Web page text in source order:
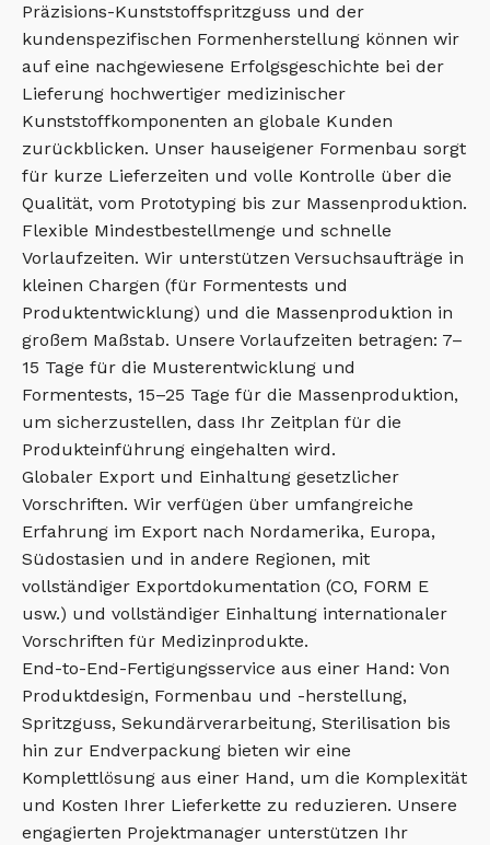
Präzisions-Kunststoffspritzguss und der
kundenspezifischen Formenherstellung können wir
auf eine nachgewiesene Erfolgsgeschichte bei der
Lieferung hochwertiger medizinischer
Kunststoffkomponenten an globale Kunden
zurückblicken. Unser hauseigener Formenbau sorgt
für kurze Lieferzeiten und volle Kontrolle über die
Qualität, vom Prototyping bis zur Massenproduktion.
Flexible Mindestbestellmenge und schnelle
Vorlaufzeiten. Wir unterstützen Versuchsaufträge in
kleinen Chargen (für Formentests und
Produktentwicklung) und die Massenproduktion in
großem Maßstab. Unsere Vorlaufzeiten betragen: 7–
15 Tage für die Musterentwicklung und
Formentests, 15–25 Tage für die Massenproduktion,
um sicherzustellen, dass Ihr Zeitplan für die
Produkteinführung eingehalten wird.
Globaler Export und Einhaltung gesetzlicher
Vorschriften. Wir verfügen über umfangreiche
Erfahrung im Export nach Nordamerika, Europa,
Südostasien und in andere Regionen, mit
vollständiger Exportdokumentation (CO, FORM E
usw.) und vollständiger Einhaltung internationaler
Vorschriften für Medizinprodukte.
End-to-End-Fertigungsservice aus einer Hand: Von
Produktdesign, Formenbau und -herstellung,
Spritzguss, Sekundärverarbeitung, Sterilisation bis
hin zur Endverpackung bieten wir eine
Komplettlösung aus einer Hand, um die Komplexität
und Kosten Ihrer Lieferkette zu reduzieren. Unsere
engagierten Projektmanager unterstützen Ihr